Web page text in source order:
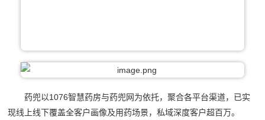
药兜以1076智慧药房与药兜网为依托，聚合各平台渠道，已实
现线上线下覆盖全客户画像及用药场景，私域深度客户超百万。